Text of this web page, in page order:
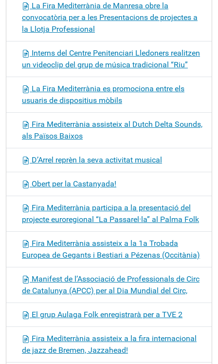
La Fira Mediterrània de Manresa obre la
convocatòria per a les Presentacions de projectes a
la Llotja Professional
Interns del Centre Penitenciari Lledoners realitzen
un videoclip del grup de música tradicional “Riu”
La Fira Mediterrània es promociona entre els
usuaris de dispositius mòbils
Fira Mediterrània assisteix al Dutch Delta Sounds,
als Països Baixos
D’Arrel reprèn la seva activitat musical
Obert per la Castanyada!
Fira Mediterrània participa a la presentació del
projecte euroregional “La Passarel·la” al Palma Folk
Fira Mediterrània assisteix a la 1a Trobada
Europea de Gegants i Bestiari a Pézenas (Occitània)
Manifest de l’Associació de Professionals de Circ
de Catalunya (APCC) per al Dia Mundial del Circ,
El grup Aulaga Folk enregistrarà per a TVE 2
Fira Mediterrània assisteix a la fira internacional
de jazz de Bremen, Jazzahead!